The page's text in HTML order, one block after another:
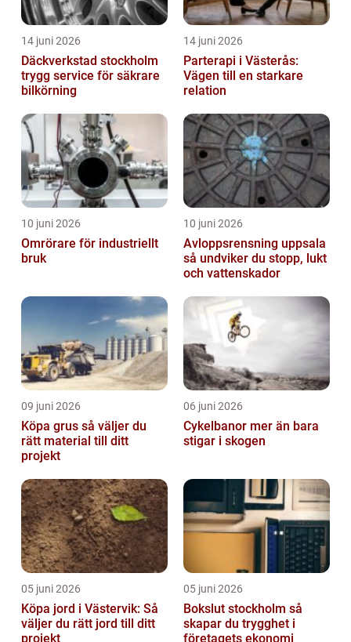
14 juni 2026
Däckverkstad stockholm
trygg service för säkrare
bilkörning
14 juni 2026
Parterapi i Västerås:
Vägen till en starkare
relation
10 juni 2026
Omrörare för industriellt
bruk
10 juni 2026
Avloppsrensning uppsala
så undviker du stopp, lukt
och vattenskador
09 juni 2026
Köpa grus så väljer du
rätt material till ditt
projekt
06 juni 2026
Cykelbanor mer än bara
stigar i skogen
05 juni 2026
Köpa jord i Västervik: Så
väljer du rätt jord till ditt
projekt
05 juni 2026
Bokslut stockholm så
skapar du trygghet i
företagets ekonomi